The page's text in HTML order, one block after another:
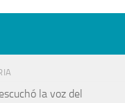
la voz del